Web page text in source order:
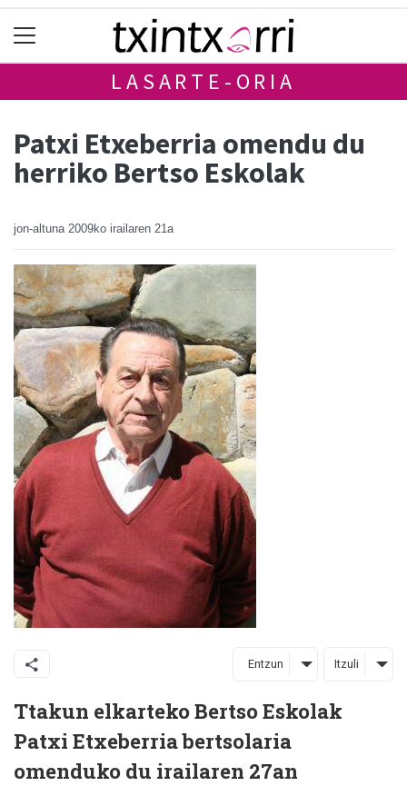
LASARTE-ORIA
Patxi Etxeberria omendu du
herriko Bertso Eskolak
jon-altuna 2009ko irailaren 21a
Entzun Itzuli
Ttakun elkarteko Bertso Eskolak
Patxi Etxeberria bertsolaria
omenduko du irailaren 27an